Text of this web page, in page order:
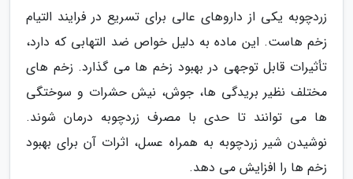
زردچوبه یکی از داروهای عالی برای تسریع در فرایند التیام
زخم هاست. این ماده به دلیل خواص ضد التهابی که دارد،
تأثیرات قابل توجهی در بهبود زخم ها می گذارد. زخم های
مختلف نظیر بریدگی ها، جوش، نیش حشرات و سوختگی
ها می توانند تا حدی با مصرف زردچوبه درمان شوند.
نوشیدن شیر زردچوبه به همراه عسل، اثرات آن برای بهبود
زخم ها را افزایش می دهد.